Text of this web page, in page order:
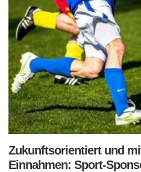
Zukunftsorientiert und
Einnahmen: Sport-